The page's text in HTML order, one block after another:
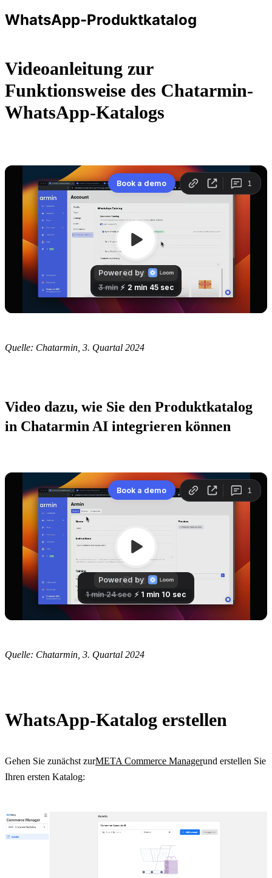
WhatsApp-Produktkatalog
Videoanleitung zur
Funktionsweise des Chatarmin-
WhatsApp-Katalogs
Quelle: Chatarmin, 3. Quartal 2024
Video dazu, wie Sie den Produktkatalog
in Chatarmin AI integrieren können
Quelle: Chatarmin, 3. Quartal 2024
WhatsApp-Katalog erstellen
Gehen Sie zunächst zurMETA Commerce Managerund erstellen Sie
Ihren ersten Katalog: